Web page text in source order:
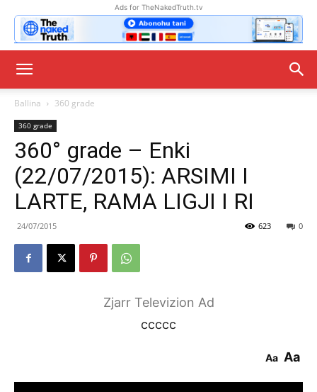
Ads for TheNakedTruth.tv
Ballina 360 grade
360 grade
360° grade – Enki
(22/07/2015): ARSIMI I
LARTE, RAMA LIGJI I RI
24/07/2015 0
623
Zjarr Televizion Ad
ccccc
Aa Aa